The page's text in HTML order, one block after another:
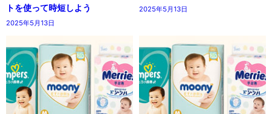
トを使って時短しよう
2025年5月13日
2025年5月13日